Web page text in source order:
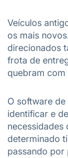
Veículos
os mais
direcionados
frota de
quebram com
O software
identificar e
necessidades
determinado
passando por